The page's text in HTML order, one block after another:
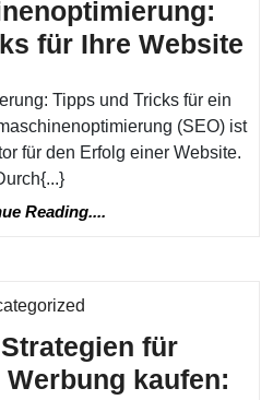
für Ihre Website
Tipps und Tricks für ein
(SEO) ist
für den Erfolg einer Website.
Reading....
für
kaufen: